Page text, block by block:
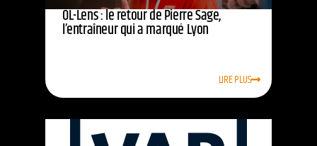
OL-Lens : le retour de Pierre Sage,
l’entraîneur qui a marqué Lyon
LIRE PLUS